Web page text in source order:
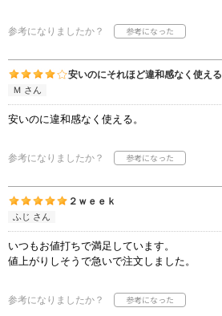
参考になりましたか？
安いのにそれほど違和感なく使える
Ｍ さん
安いのに違和感なく使える。
参考になりましたか？
２ｗｅｅｋ
ふじ さん
いつもお値打ちで満足しています。
値上がりしそうで急いで注文しました。
参考になりましたか？